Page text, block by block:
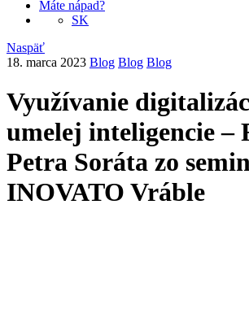
Máte nápad?
SK
Naspäť
18. marca 2023 Blog Blog Blog
Využívanie
umelej inteligencie –
Petra Soráta zo
INOVATO Vráble